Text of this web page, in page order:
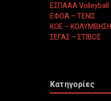
ΕΣΠΑΑΑ Volleyball
ΕΦΟΑ – ΤΕΝΙΣ
ΚΟΕ – ΚΟΛΥΜΒΗΣΗ
ΣΕΓΑΣ – ΣΤΙΒΟΣ
Κατηγορίες